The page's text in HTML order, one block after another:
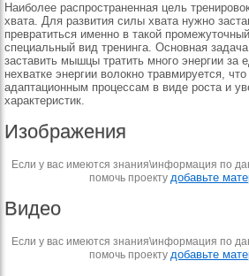
Наиболее распространенная цель
хвата. Для развития силы хвата нужно
превратиться именно в такой
специальный вид тренинга. Основная
заставить мышцы тратить много энергии за
нехватке энергии волокно травмируется,
адаптационным процессам в виде роста и
характеристик.
Изображения
Если у вас имеются знания\информация по
помочь проекту добавьте
Видео
Если у вас имеются знания\информация по
помочь проекту добавьте